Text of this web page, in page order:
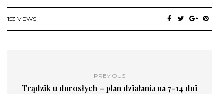
153 VIEWS
PREVIOUS
Trądzik u dorosłych – plan działania na 7–14 dni